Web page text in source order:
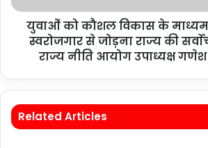
युवाओं को कौशल विकास के
स्वरोजगार से जोड़ना राज्य की
राज्य नीति आयोग उपाध्यक्ष
Related Articles